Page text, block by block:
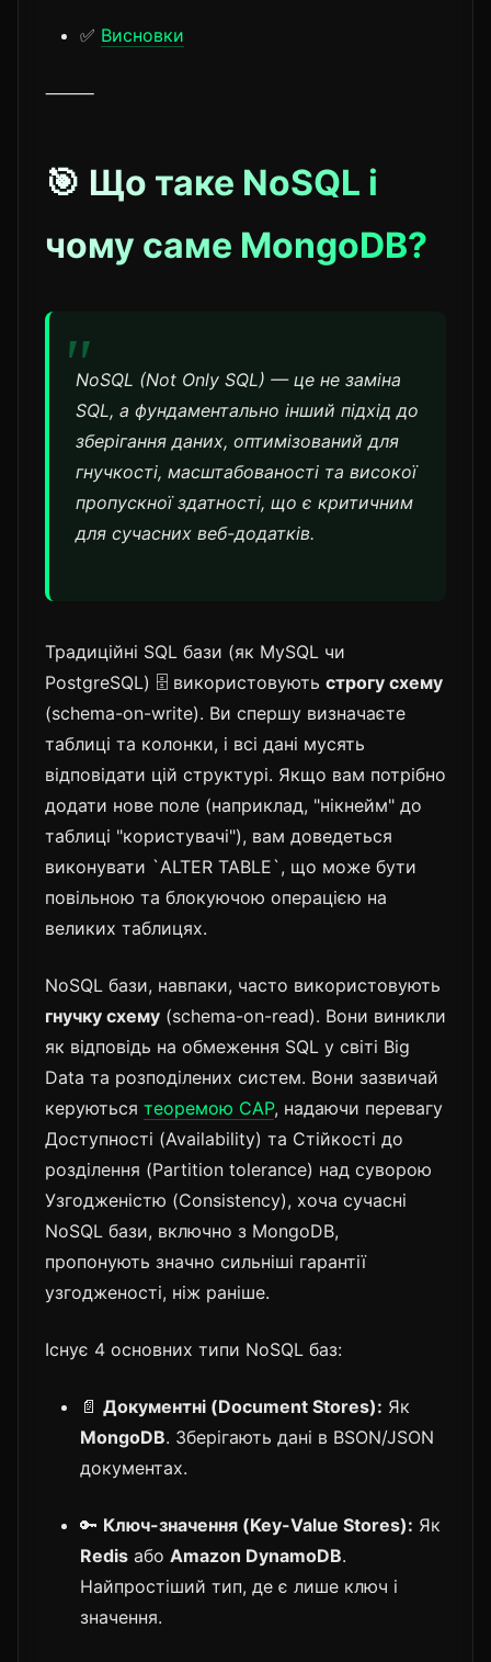
✅ Висновки
⸻
🎯 Що таке NoSQL і
чому саме MongoDB?
NoSQL (Not Only SQL) — це не заміна
SQL, а фундаментально інший підхід до
зберігання даних, оптимізований для
гнучкості, масштабованості та високої
пропускної здатності, що є критичним
для сучасних веб-додатків.
Традиційні SQL бази (як MySQL чи
PostgreSQL) 🗄️ використовують строгу схему
(schema-on-write). Ви спершу визначаєте
таблиці та колонки, і всі дані мусять
відповідати цій структурі. Якщо вам потрібно
додати нове поле (наприклад, "нікнейм" до
таблиці "користувачі"), вам доведеться
виконувати `ALTER TABLE`, що може бути
повільною та блокуючою операцією на
великих таблицях.
NoSQL бази, навпаки, часто використовують
гнучку схему (schema-on-read). Вони виникли
як відповідь на обмеження SQL у світі Big
Data та розподілених систем. Вони зазвичай
керуються теоремою CAP, надаючи перевагу
Доступності (Availability) та Стійкості до
розділення (Partition tolerance) над суворою
Узгодженістю (Consistency), хоча сучасні
NoSQL бази, включно з MongoDB,
пропонують значно сильніші гарантії
узгодженості, ніж раніше.
Існує 4 основних типи NoSQL баз:
📄 Документні (Document Stores): Як
MongoDB. Зберігають дані в BSON/JSON
документах.
🔑 Ключ-значення (Key-Value Stores): Як
Redis або Amazon DynamoDB.
Найпростіший тип, де є лише ключ і
значення.